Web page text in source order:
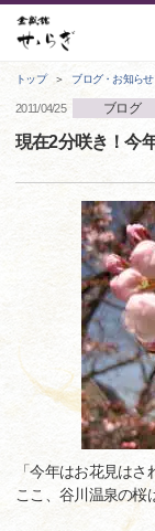
トップ ブログ・お知らせ
2011/04/25 ブログ
現在2分咲き！今
「今年はお花見はさ
ここ、谷川温泉の桜